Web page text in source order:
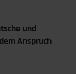
und
Anspruch